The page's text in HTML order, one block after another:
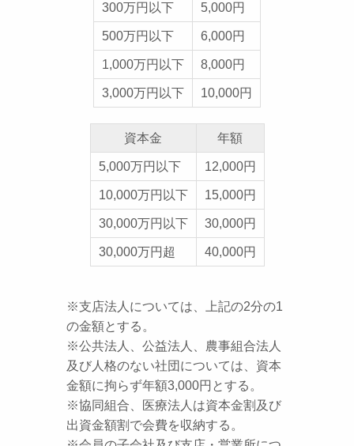
300万円以下 5,000円
500万円以下 6,000円
1,000万円以下 8,000円
3,000万円以下 10,000円
資本金 年額
5,000万円以下 12,000円
10,000万円以下 15,000円
30,000万円以下 30,000円
30,000万円超 40,000円
※支店法人については、上記の2分の1
の金額とする。
※公共法人、公益法人、農事組合法人
及び人格のない社団については、資本
金額に拘らず年額3,000円とする。
※協同組合、医療法人は資本金割及び
出資金額割で会費を収納する。